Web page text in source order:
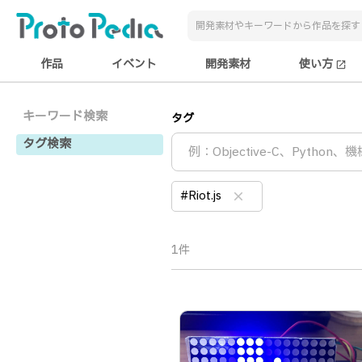
作品 イベント 開発素材 使い方 open_in_new
キーワード検索
タグ検索
タグ
#Riot.js clear
1件